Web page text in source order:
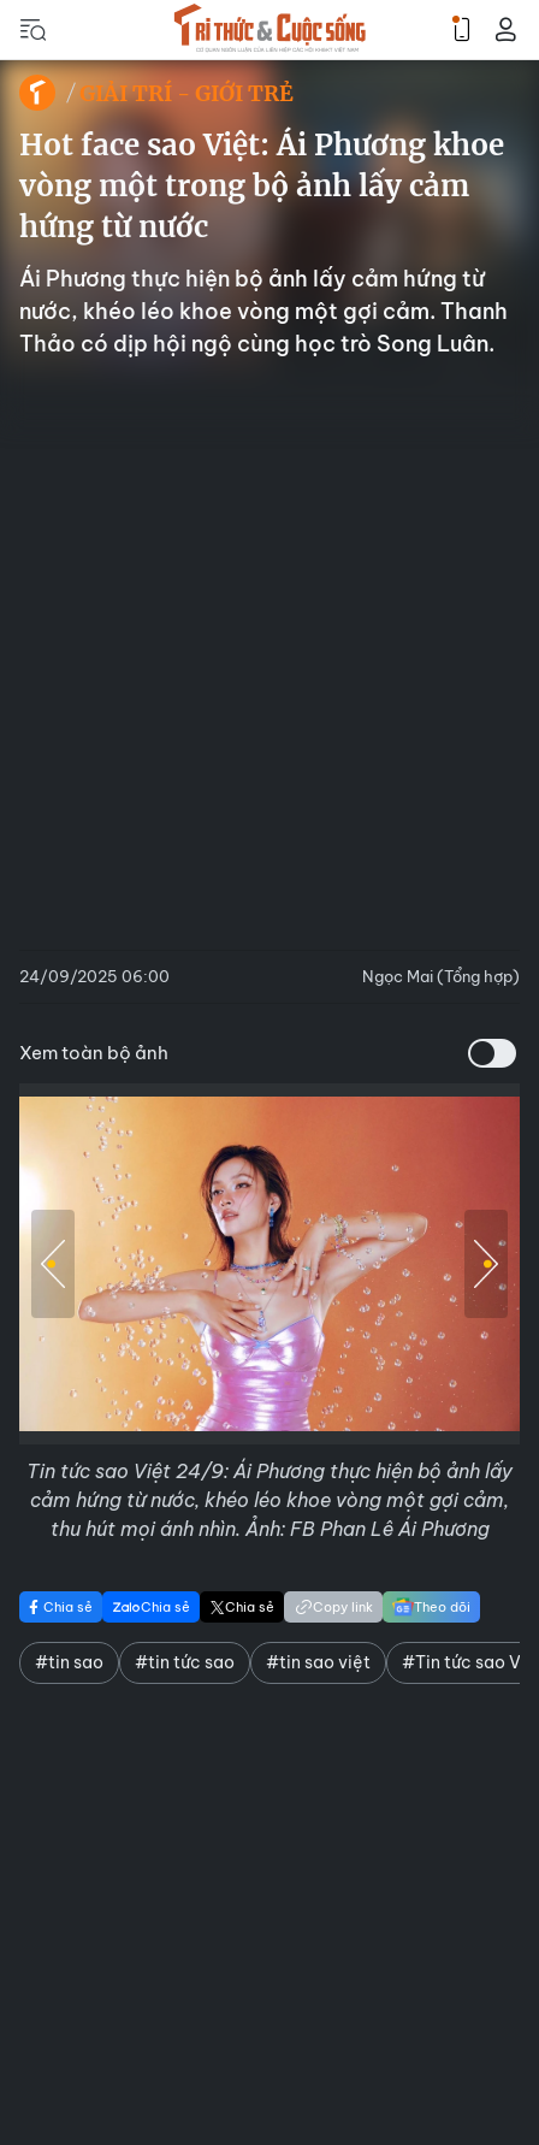
GIẢI TRÍ - GIỚI TRẺ
Hot face sao Việt: Ái Phương khoe
vòng một trong bộ ảnh lấy cảm
hứng từ nước
Ái Phương thực hiện bộ ảnh lấy cảm hứng từ
nước, khéo léo khoe vòng một gợi cảm. Thanh
Thảo có dịp hội ngộ cùng học trò Song Luân.
24/09/2025 06:00 Ngọc Mai (Tổng hợp)
Xem toàn bộ ảnh
Tin tức sao Việt 24/9: Ái Phương thực hiện bộ ảnh lấy
cảm hứng từ nước, khéo léo khoe vòng một gợi cảm,
thu hút mọi ánh nhìn. Ảnh: FB Phan Lê Ái Phương
Chia sẻ Chia sẻ Chia sẻ Copy link Theo dõi
#tin sao #tin tức sao #tin sao việt #Tin tức sao